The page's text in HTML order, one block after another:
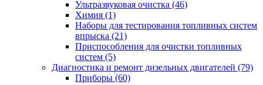
Ультразвуковая очистка (46)
Химия (1)
Наборы для тестирования топливных систем
впрыска (21)
Приспособления для очистки топливных
систем (5)
Диагностика и ремонт дизельных двигателей (79)
Приборы (60)